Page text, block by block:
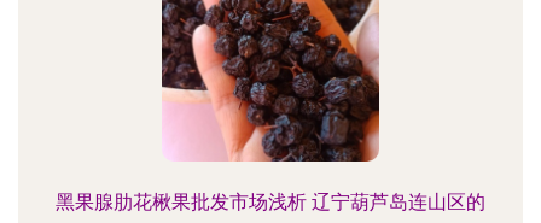
黑果腺肋花楸果批发市场浅析 辽宁葫芦岛连山区的